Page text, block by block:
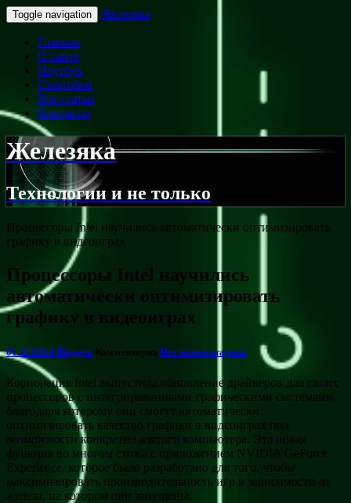
Toggle navigation Железяка
Главная
О сайте
Ноутбук
Смартфон
Все статьи
Контакты
Железяка
Технологии и не только
Процессоры Intel научились автоматически оптимизировать
графику в видеоиграх
Процессоры Intel научились
автоматически оптимизировать
графику в видеоиграх
01.11.2014 Blogger Комментарии Нет комментариев
Корпорация Intel выпустила обновление драйверов для своих
процессоров с интегрированными графическими системами,
благодаря которому они смогут автоматически
оптимизировать качество графики в видеоиграх под
возможности конкретно взятого компьютера. Эта новая
функция во многом схожа с приложением NVIDIA GeForce
Experience, которое было разработано для того, чтобы
максимизировать производительность игр в зависимости от
железа, на котором они запущены.